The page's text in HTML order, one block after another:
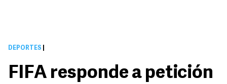
DEPORTES
FIFA responde a petición